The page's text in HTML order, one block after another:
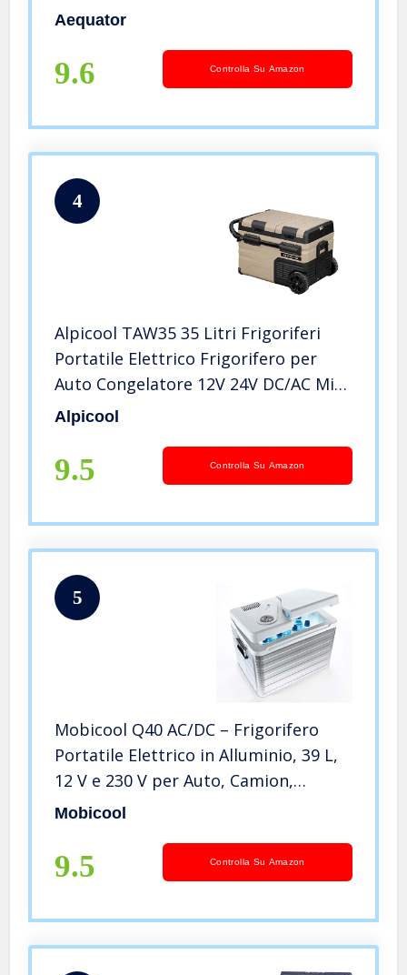
x 45.7 cm
Aequator
9.6 Controlla Su Amazon
4
Alpicool TAW35 35 Litri Frigoriferi
Portatile Elettrico Frigorifero per
Auto Congelatore 12V 24V DC/AC Mini
Frigo per Viaggio, Picnic, Campeggio
Alpicool
9.5 Controlla Su Amazon
5
Mobicool Q40 AC/DC – Frigorifero
Portatile Elettrico in Alluminio, 39 L,
12 V e 230 V per Auto, Camion,
Barche, Camper e Prese,
Mobicool
9.5 Controlla Su Amazon